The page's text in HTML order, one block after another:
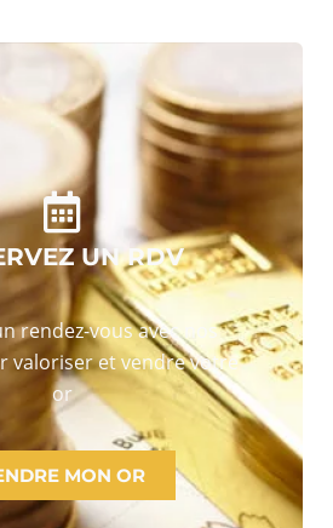
UN RDV
rendez-vous avec nos
valoriser et vendre votre
or
MON OR